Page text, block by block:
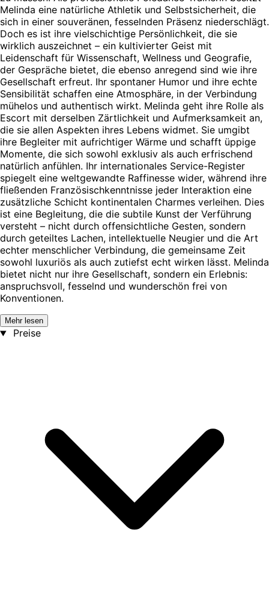
Melinda eine natürliche Athletik und Selbstsicherheit, die
sich in einer souveränen, fesselnden Präsenz niederschlägt.
Doch es ist ihre vielschichtige Persönlichkeit, die sie
wirklich auszeichnet – ein kultivierter Geist mit
Leidenschaft für Wissenschaft, Wellness und Geografie,
der Gespräche bietet, die ebenso anregend sind wie ihre
Gesellschaft erfreut. Ihr spontaner Humor und ihre echte
Sensibilität schaffen eine Atmosphäre, in der Verbindung
mühelos und authentisch wirkt. Melinda geht ihre Rolle als
Escort mit derselben Zärtlichkeit und Aufmerksamkeit an,
die sie allen Aspekten ihres Lebens widmet. Sie umgibt
ihre Begleiter mit aufrichtiger Wärme und schafft üppige
Momente, die sich sowohl exklusiv als auch erfrischend
natürlich anfühlen. Ihr internationales Service-Register
spiegelt eine weltgewandte Raffinesse wider, während ihre
fließenden Französischkenntnisse jeder Interaktion eine
zusätzliche Schicht kontinentalen Charmes verleihen. Dies
ist eine Begleitung, die die subtile Kunst der Verführung
versteht – nicht durch offensichtliche Gesten, sondern
durch geteiltes Lachen, intellektuelle Neugier und die Art
echter menschlicher Verbindung, die gemeinsame Zeit
sowohl luxuriös als auch zutiefst echt wirken lässt. Melinda
bietet nicht nur ihre Gesellschaft, sondern ein Erlebnis:
anspruchsvoll, fesselnd und wunderschön frei von
Konventionen.
Mehr lesen
Preise